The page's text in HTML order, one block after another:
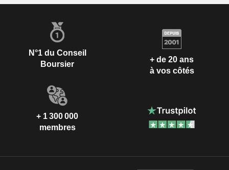
N°1 du Conseil
Boursier
+ de 20 ans
à vos côtés
+ 1 300 000
membres